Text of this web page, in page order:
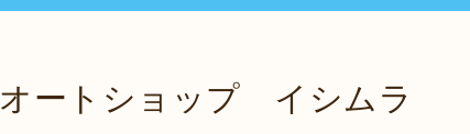
オートショップ イシムラ